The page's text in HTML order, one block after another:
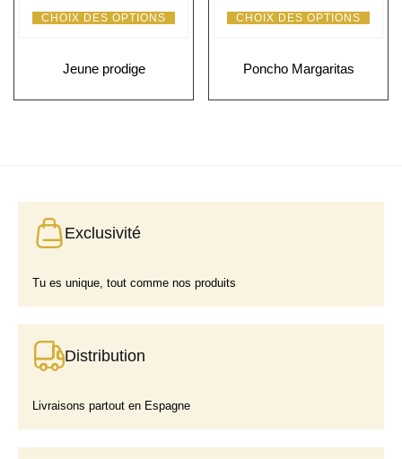
CHOIX DES OPTIONS
Jeune prodige
CHOIX DES OPTIONS
Poncho Margaritas
Exclusivité
Tu es unique, tout comme nos produits
Distribution
Livraisons partout en Espagne